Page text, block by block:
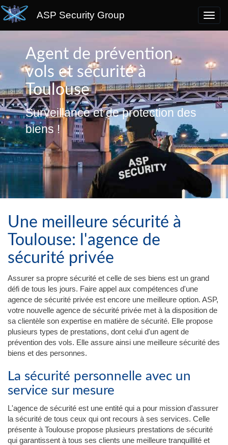
ASP Security Group
Agent de prévention
vols et sécurité à
Toulouse
Surveillance et de protection des
biens !
Une meilleure sécurité à
Toulouse: l'agence de
sécurité privée
Assurer sa propre sécurité et celle de ses biens est un grand
défi de tous les jours. Faire appel aux compétences d'une
agence de sécurité privée est encore une meilleure option. ASP,
votre nouvelle agence de sécurité privée met à la disposition de
sa clientèle son expertise en matière de sécurité. Elle propose
plusieurs types de prestations, dont celui d'un agent de
prévention des vols. Elle assure ainsi une meilleure sécurité des
biens et des personnes.
La sécurité personnelle avec un
service sur mesure
L'agence de sécurité est une entité qui a pour mission d'assurer
la sécurité de tous ceux qui ont recours à ses services. Celle
présente à Toulouse propose plusieurs prestations de sécurité
qui garantissent à tous ses clients une meilleure tranquillité et